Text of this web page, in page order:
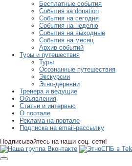
Бесплатные события
События за donation
События на сегодня
События на неделю
События на выходные
События на месяц
Архив событий
Туры и путешествия
Туры
Осознанные путешествия
Экскурсии
Этно-деревни
Тренера и ведущие
Объявления
Статьи и интервью
О портале
Реклама на портале
Подписка на email-рассылку
Подписывайтесь на наши соц. сети!